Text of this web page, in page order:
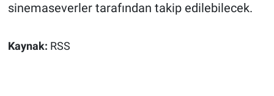
sinemaseverler tarafından takip edilebilecek.
Kaynak: RSS